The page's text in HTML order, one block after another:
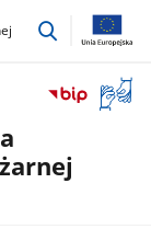
przejdź
okno